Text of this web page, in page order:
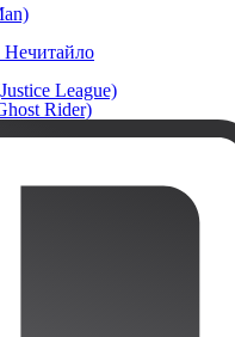
League)
Rider)